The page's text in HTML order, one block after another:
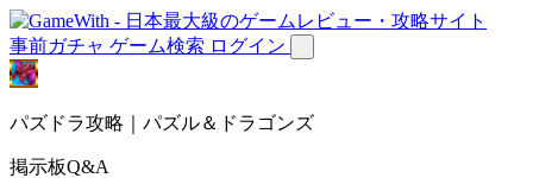
事前ガチャ ゲーム検索 ログイン
パズドラ攻略｜パズル＆ドラゴンズ
掲示板Q&A